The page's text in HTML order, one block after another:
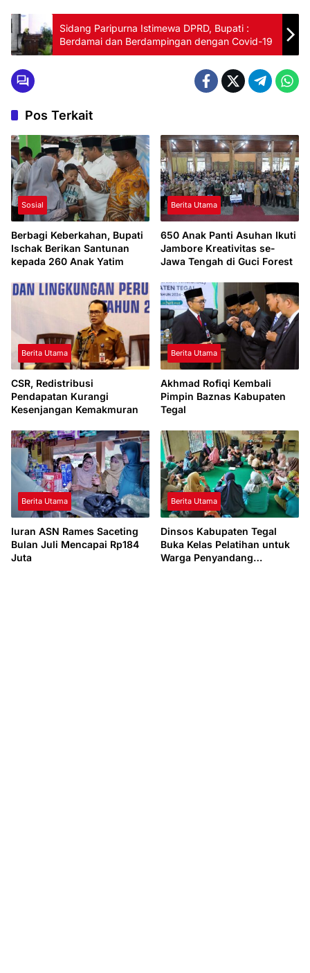
Sidang Paripurna Istimewa DPRD, Bupati :
Berdamai dan Berdampingan dengan Covid-19
Pos Terkait
Sosial
Berbagi Keberkahan, Bupati
Ischak Berikan Santunan
kepada 260 Anak Yatim
Berita Utama
650 Anak Panti Asuhan Ikuti
Jambore Kreativitas se-
Jawa Tengah di Guci Forest
Berita Utama
CSR, Redistribusi
Pendapatan Kurangi
Kesenjangan Kemakmuran
Berita Utama
Akhmad Rofiqi Kembali
Pimpin Baznas Kabupaten
Tegal
Berita Utama
Iuran ASN Rames Saceting
Bulan Juli Mencapai Rp184
Juta
Berita Utama
Dinsos Kabupaten Tegal
Buka Kelas Pelatihan untuk
Warga Penyandang